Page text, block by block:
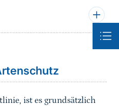
ist es grundsätzlich